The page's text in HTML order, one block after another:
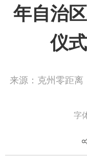
年自治
仪
来源：克州零距离
字
近日，以“奋进‘
2026年自治区科技活
启动仪式现场氛